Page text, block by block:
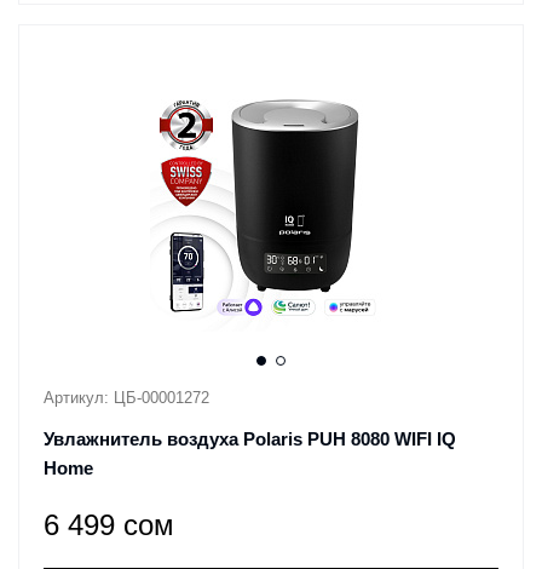
Артикул: ЦБ-00001272
Увлажнитель воздуха Polaris PUH 8080 WIFI IQ
Home
6 499 сом